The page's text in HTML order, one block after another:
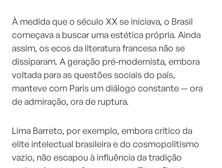
À medida que o século XX se iniciava, o Brasil
começava a buscar uma estética própria. Ainda
assim, os ecos da literatura francesa não se
dissiparam. A geração pré-modernista, embora
voltada para as questões sociais do país,
manteve com Paris um diálogo constante — ora
de admiração, ora de ruptura.
Lima Barreto, por exemplo, embora crítico da
elite intelectual brasileira e do cosmopolitismo
vazio, não escapou à influência da tradição